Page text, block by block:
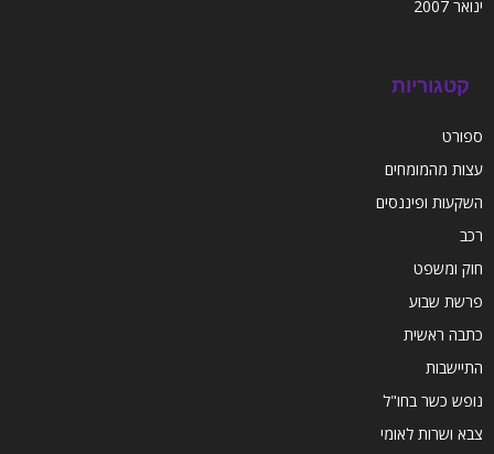
ינואר 2007
קטגוריות
ספורט
עצות מהמומחים
השקעות ופיננסים
רכב
חוק ומשפט
פרשת שבוע
כתבה ראשית
התיישבות
נופש כשר בחו"ל
צבא ושרות לאומי